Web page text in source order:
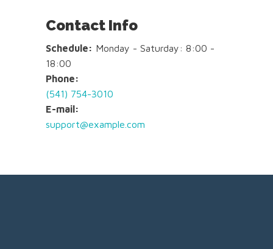
Contact Info
Schedule: Monday - Saturday: 8:00 -
18:00
Phone:
(541) 754-3010
E-mail:
support@example.com